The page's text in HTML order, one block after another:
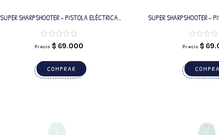
SUPER SHARPSHOOTER – PISTOLA ELÉCTRICA
AMARILLA CON BALINES DE GEL
Precio $ 69.000
COMPRAR
SUPER SHARPSHOOTER –
GREEN CON
Precio $